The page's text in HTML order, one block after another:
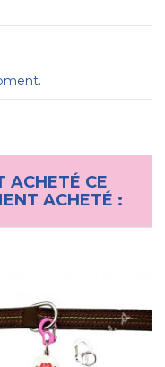
ACHETÉ CE
ACHETÉ :